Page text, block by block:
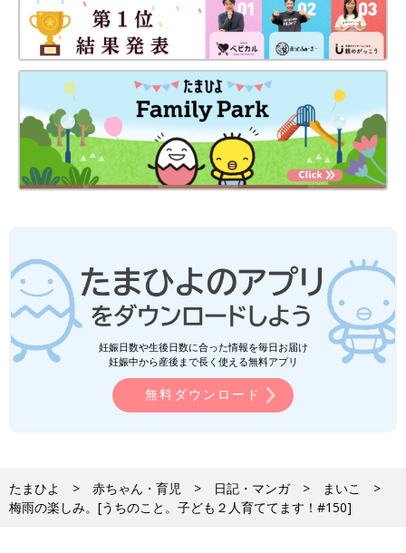
妊娠日数や生後日数に合った情報を毎日お届け
妊娠中から産後まで長く使える無料アプリ
無料ダウンロード
たまひよ 赤ちゃん・育児 日記・マンガ
まいこ
梅雨の楽しみ。[うちのこと。子ども２人育ててます！#150]